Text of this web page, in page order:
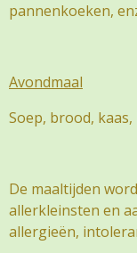
pannenkoeken,
Avondmaal
Soep, brood,
De maaltijden
allerkleinsten en
allergieën,